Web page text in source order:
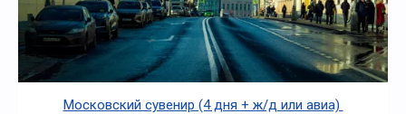
Московский сувенир (4 дня + ж/д или авиа)